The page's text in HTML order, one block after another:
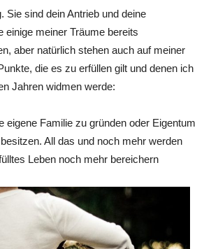
Sie sind dein Antrieb und deine
einige meiner Träume bereits
aber natürlich stehen auch auf meiner
die es zu erfüllen gilt und denen ich
Jahren widmen werde:
eigene Familie zu gründen oder Eigentum
All das und noch mehr werden
Leben noch mehr bereichern